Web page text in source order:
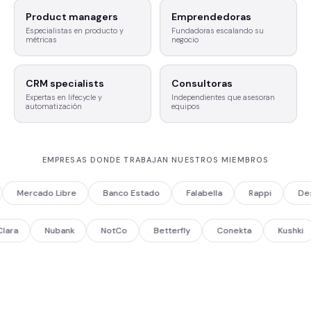
Product managers
Especialistas en producto y
métricas
Emprendedoras
Fundadoras escalando su
negocio
CRM specialists
Expertas en lifecycle y
automatización
Consultoras
Independientes que asesoran
equipos
EMPRESAS DONDE TRABAJAN NUESTROS MIEMBROS
Mercado Libre Banco Estado Falabella Rappi
Clara Nubank NotCo Betterfly Conekta